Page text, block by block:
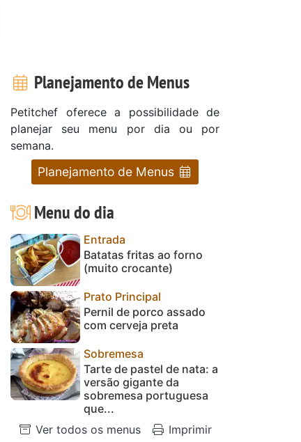
Planejamento de Menus
Petitchef oferece a possibilidade de
planejar seu menu por dia ou por
semana.
Planejamento de Menus
Menu do dia
Entrada
Batatas fritas ao forno
(muito crocante)
Prato Principal
Pernil de porco assado
com cerveja preta
Sobremesa
Tarte de pastel de nata: a
versão gigante da
sobremesa portuguesa
que...
Ver todos os menus
Imprimir